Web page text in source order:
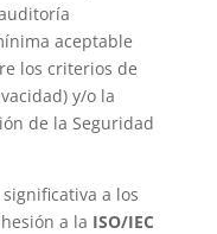
aceptable
los criterios de
y/o la
de la Seguridad
a los
a la ISO/IEC